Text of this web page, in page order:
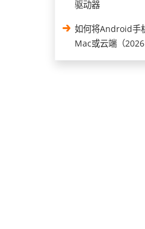
驱动器
如何将Android手
Mac或云端（2026